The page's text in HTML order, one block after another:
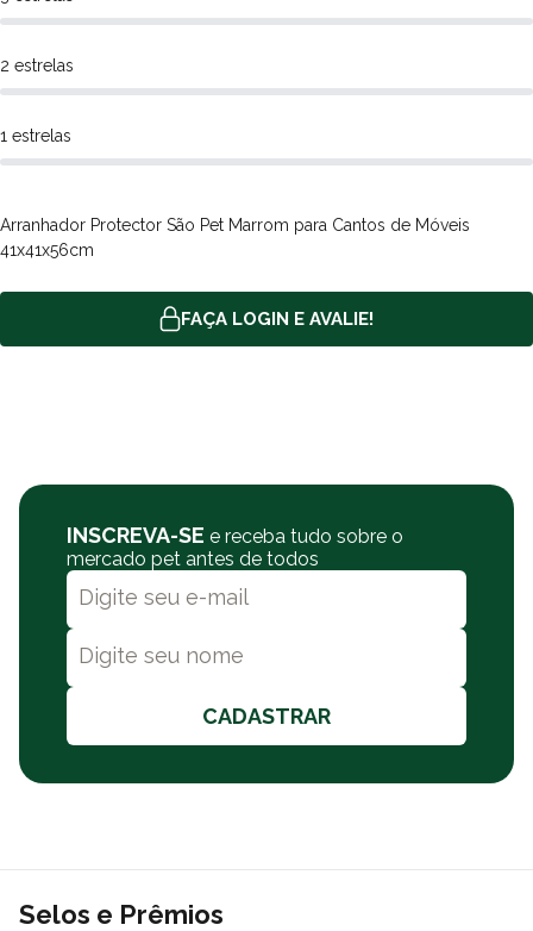
crédito. Além de frete grátis sobre condições especiais para todo
o Brasil. A Poli-Pet tem opções de retire na loja e entregas locais
no mesmo dia da compra. Consulte a nossapolítica de entrega.
2 estrelas
1 estrelas
Arranhador Protector São Pet Marrom para Cantos de Móveis
41x41x56cm
FAÇA LOGIN E AVALIE!
INSCREVA-SE e receba tudo sobre o
mercado pet antes de todos
CADASTRAR
Selos e Prêmios